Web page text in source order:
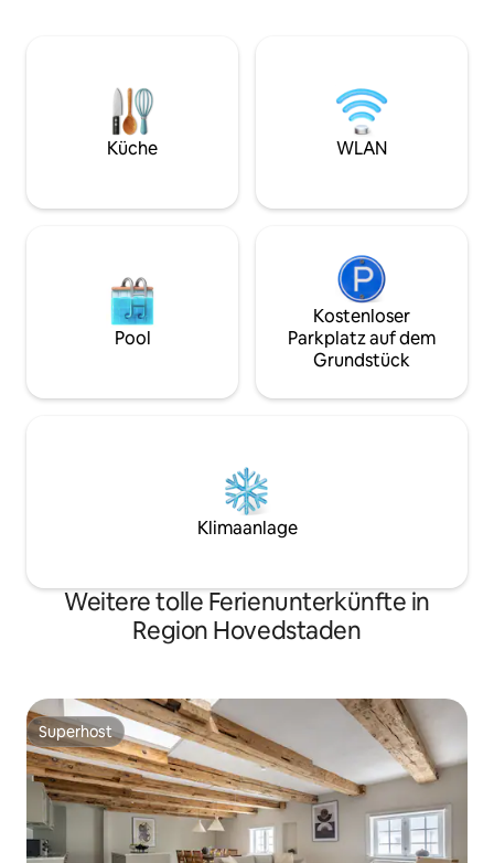
wunderschön erhaltenen Gebäude aus
dem Jahr 1844, in dem Geschichte auf
modernen Komfort trifft.
Atmosphäre.
schicke und
Genieße den
malerische
Küche WLAN
Pool
Kostenloser
Parkplatz auf dem
Grundstück
Klimaanlage
Weitere tolle Ferienunterkünfte in
Region Hovedstaden
Superhost
Superhost